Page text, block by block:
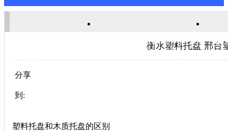
关于新浦京澳官网游戏 新
衡水塑料托盘 邢台
分享
到:
塑料托盘和木质托盘的区别